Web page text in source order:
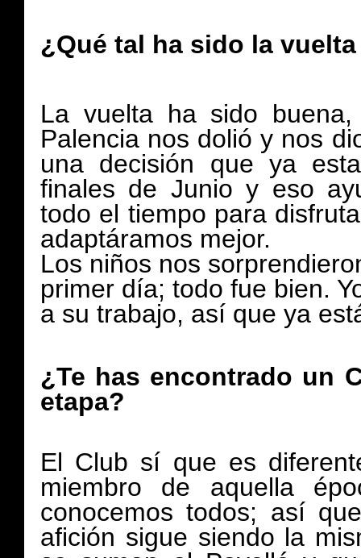
¿Qué tal ha sido la
La vuelta ha sido
Palencia nos dolió y nos
una decisión que ya
finales de Junio y eso
todo el tiempo para
adaptáramos mejor.
Los niños nos
primer día; todo fue bien.
a su trabajo, así que ya
¿Te has encontrado un
etapa?
El Club sí que es
miembro de aquella
conocemos todos; así
afición sigue siendo la